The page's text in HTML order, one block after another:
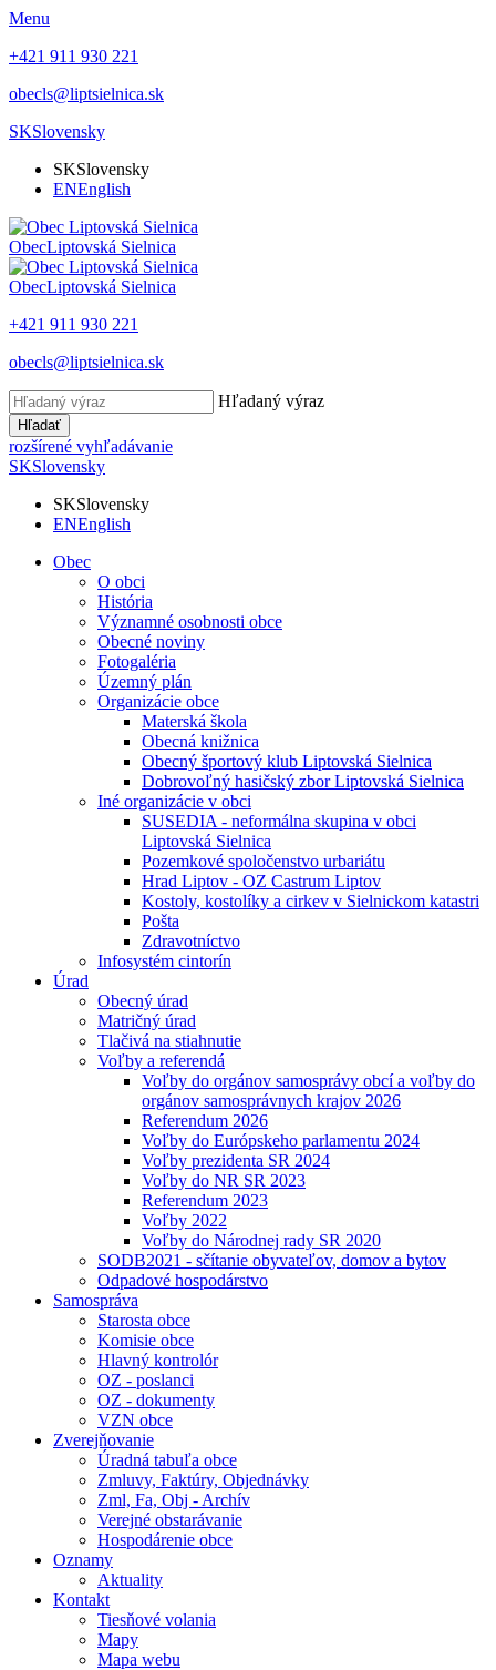
Menu
+421 911 930 221
obecls@liptsielnica.sk
SKSlovensky
SKSlovensky
ENEnglish
ObecLiptovská Sielnica
ObecLiptovská Sielnica
+421 911 930 221
obecls@liptsielnica.sk
Hľadaný výraz
Hľadať
rozšírené vyhľadávanie
SKSlovensky
SKSlovensky
ENEnglish
Obec
O obci
História
Významné osobnosti obce
Obecné noviny
Fotogaléria
Územný plán
Organizácie obce
Materská škola
Obecná knižnica
Obecný športový klub Liptovská Sielnica
Dobrovoľný hasičský zbor Liptovská Sielnica
Iné organizácie v obci
SUSEDIA - neformálna skupina v obci
Liptovská Sielnica
Pozemkové spoločenstvo urbariátu
Hrad Liptov - OZ Castrum Liptov
Kostoly, kostolíky a cirkev v Sielnickom katastri
Pošta
Zdravotníctvo
Infosystém cintorín
Úrad
Obecný úrad
Matričný úrad
Tlačivá na stiahnutie
Voľby a referendá
Voľby do orgánov samosprávy obcí a voľby do
orgánov samosprávnych krajov 2026
Referendum 2026
Voľby do Európskeho parlamentu 2024
Voľby prezidenta SR 2024
Voľby do NR SR 2023
Referendum 2023
Voľby 2022
Voľby do Národnej rady SR 2020
SODB2021 - sčítanie obyvateľov, domov a bytov
Odpadové hospodárstvo
Samospráva
Starosta obce
Komisie obce
Hlavný kontrolór
OZ - poslanci
OZ - dokumenty
VZN obce
Zverejňovanie
Úradná tabuľa obce
Zmluvy, Faktúry, Objednávky
Zml, Fa, Obj - Archív
Verejné obstarávanie
Hospodárenie obce
Oznamy
Aktuality
Kontakt
Tiesňové volania
Mapy
Mapa webu